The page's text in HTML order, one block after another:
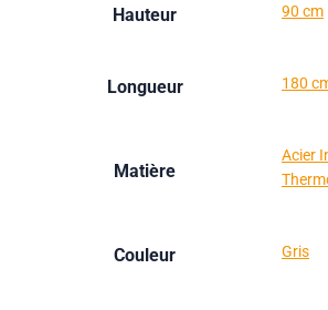
Hauteur 90 cm
Longueur 180
Matière
Acier
Couleur Gris